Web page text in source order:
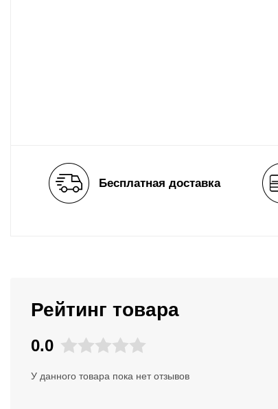
Бесплатная доставка
Рейтинг товара
0.0
У данного товара пока нет отзывов